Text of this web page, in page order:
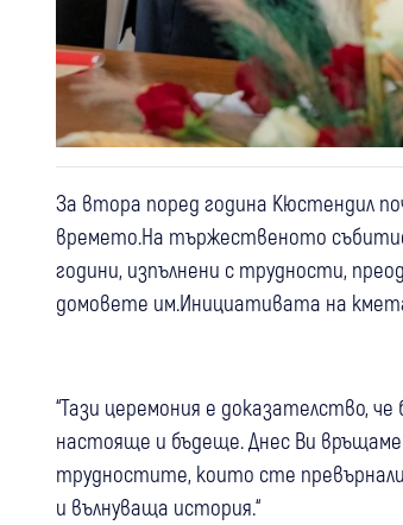
За втора поред година Кюстендил
времето.На тържественото
години, изпълнени с трудности,
домовете им.Инициативата на
“Тази церемония е доказателство,
настояще и бъдеще. Днес Ви
трудностите, които сте
и вълнуваща история.“